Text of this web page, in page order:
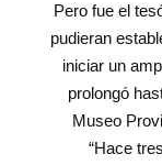
Pero fue el
pudieran
iniciar un
prolongó
Museo
“Hace